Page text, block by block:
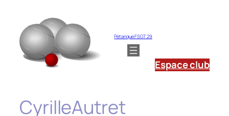
contenu
Pétanque FSGT 29
Espace club
CyrilleAutret